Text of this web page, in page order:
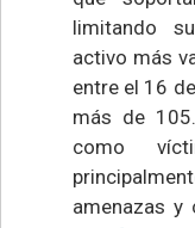
limitando
activo más
entre el 16
más de
como
amenazas y